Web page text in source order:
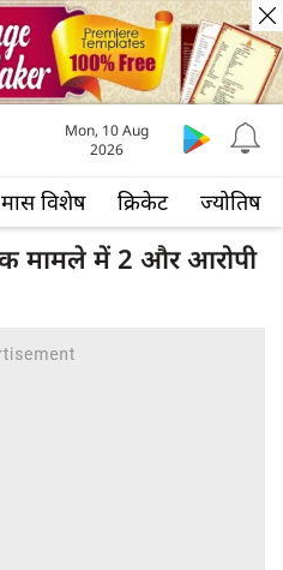
विशेष क्रिकेट ज्योतिष
Mon, 10 Aug
2026
मामले में 2 और आरोपी